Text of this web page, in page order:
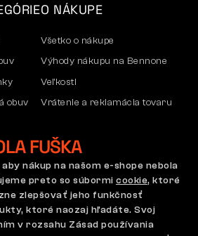
obuv
O NÁKUPE
Všetko o nákupe
Výhody nákupu na Bennone
Veľkosti
Vrátenie a reklamácia tovaru
Firemný účet
Reklamácia a záruka
Reklamačný poriadok
GDPR
FUŠKA
nákup na našom e-shope nebola
preto so súbormi cookie, ktoré
zlepšovať jeho funkčnosť
ktoré naozaj hľadáte. Svoj
v rozsahu Zásad používania